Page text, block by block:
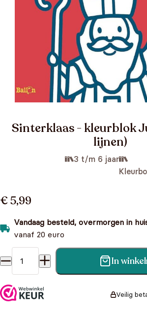
Sinterklaas - kleurblok
lijnen)
3 t/m 6 jaar
€ 5,99
Vandaag besteld, overmorgen in
vanaf 20 euro
Sinterklaas - kleurblok Junior (dikke
In
Veilig